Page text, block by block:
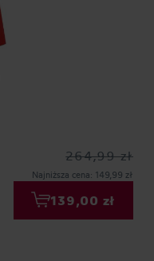
264,99 zł
Najniższa cena: 149,99 zł
139,00 zł